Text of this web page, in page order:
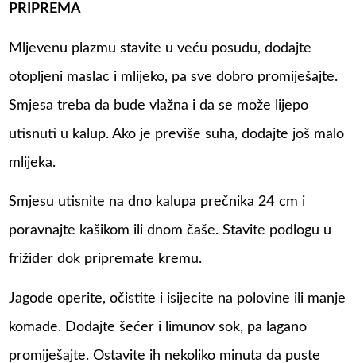
PRIPREMA
Mljevenu plazmu stavite u veću posudu, dodajte
otopljeni maslac i mlijeko, pa sve dobro promiješajte.
Smjesa treba da bude vlažna i da se može lijepo
utisnuti u kalup. Ako je previše suha, dodajte još malo
mlijeka.
Smjesu utisnite na dno kalupa prečnika 24 cm i
poravnajte kašikom ili dnom čaše. Stavite podlogu u
frižider dok pripremate kremu.
Jagode operite, očistite i isijecite na polovine ili manje
komade. Dodajte šećer i limunov sok, pa lagano
promiješajte. Ostavite ih nekoliko minuta da puste